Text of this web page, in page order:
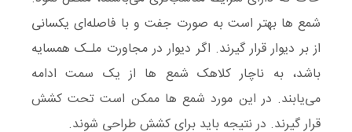
شمع ها بهتر است به صورت جفت و با فاصله‌ای یکسانی
از بر دیوار قرار گیرند. اگر دیوار در مجاورت ملـک همسایه
باشد، به ناچار کلاهک شمع ها از یک سمت ادامه
می‌یابند. در این مورد شمع ها ممکن است تحت کشش
قرار گیرند. در نتیجه باید برای کشش طراحی شوند.